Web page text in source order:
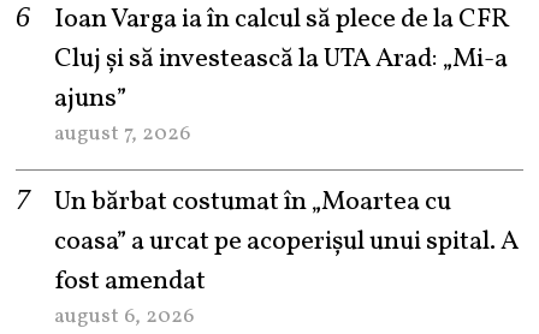
Ioan Varga ia în calcul să plece de la CFR
Cluj și să investească la UTA Arad: „Mi-a
ajuns”
august 7, 2026
Un bărbat costumat în „Moartea cu
coasa” a urcat pe acoperișul unui spital. A
fost amendat
august 6, 2026